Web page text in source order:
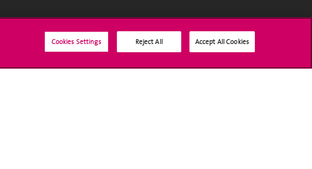
Cookies Settings Reject All Accept All Cookies